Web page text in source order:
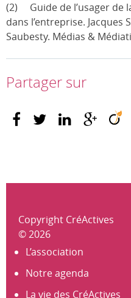
(2) Guide de l’usager de
dans l’entreprise. Jacques
Saubesty. Médias &
Partager sur
Copyright CréActives
© 2026
L’association
Notre agenda
La vie des CréActives